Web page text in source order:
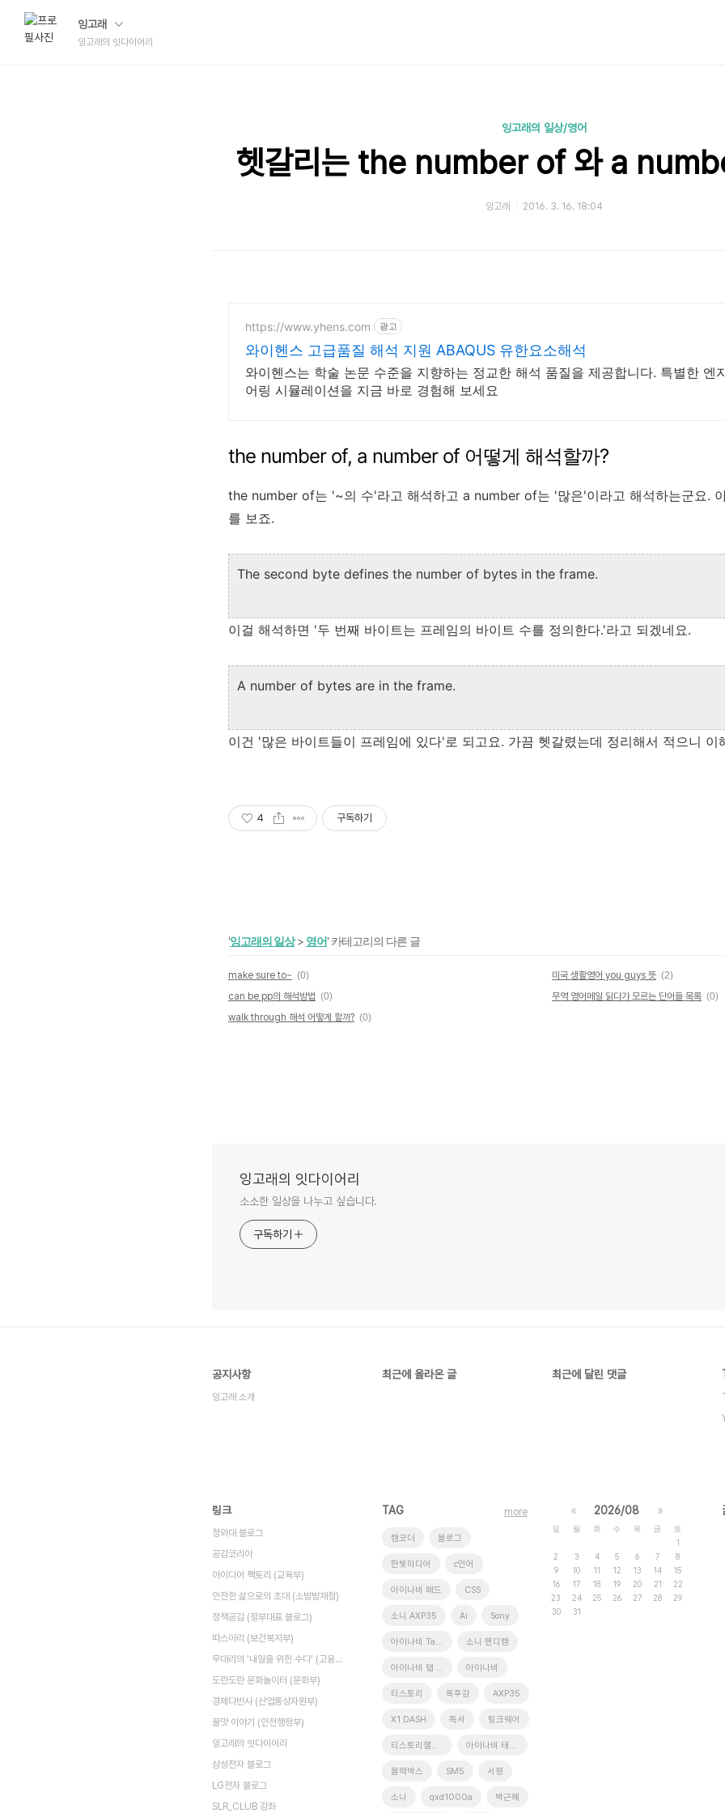
잉고래
잉고래의 잇다이어리
잉고래의 일상/영어
헷갈리는 the number of 와 a
잉고래 2016. 3. 16. 18:04
https://www.yhens.com 광고
와이헨스 고급품질 해석 지원 ABAQUS 유한요소해석
와이헨스는 학술 논문 수준을 지향하는 정교한 해석 품질을 제공합니다. 특별한 엔
어링 시뮬레이션을 지금 바로 경험해 보세요
the number of, a number of 어떻게 해석할까?
the number of는 '~의 수'라고 해석하고 a number of는 '많은'이라고 해석하는군요.
를 보죠.
The second byte defines the number of bytes in the frame.
이걸 해석하면 '두 번째 바이트는 프레임의 바이트 수를 정의한다.'라고 되겠네요.
A number of bytes are in the frame.
이건 '많은 바이트들이 프레임에 있다'로 되고요. 가끔 헷갈렸는데 정리해서 적으니 이
4 구독하기
'잉고래의 일상> 영어' 카테고리의 다른 글
make sure to~ (0) 미국 생활영어 you guys 뜻 (2)
can be pp의 해석방법 (0) 무역 영어메일 읽다가 모르는 단어들 목록 (0)
walk through 해석 어떻게 할까? (0)
잉고래의 잇다이어리
소소한 일상을 나누고 싶습니다.
구독하기
공지사항
잉고래 소개
최근에 올라온 글 최근에 달린 댓글
링크
청와대 블로그
공감코리아
아이디어 팩토리 (교육부)
안전한 삶으로의 초대 (소방방재청)
정책공감 (정부대표 블로그)
따스아리 (보건복지부)
무대리의 '내일을 위한 수다' (고용노동부)
도란도란 문화놀이터 (문화부)
경제다반사 (산업통상자원부)
꿀맛 이야기 (안전행정부)
잉고래의 잇다이어리
삼성전자 블로그
LG전자 블로그
SLR_CLUB 강좌
TAG
캠코더 블로그
한빛미디어 c언어
아이나비 패드 CSS
소니 AXP35 Ai Sony
아이나비 Tab XD9 소니 핸디캠
아이나비 탭 xd9 아이나비
티스토리 독후감 AXP35
X1 DASH 독서 팅크웨어
티스토리챌린지 아이나비 태블릿
블랙박스 SM5 서평
소니 qxd1000a 박근혜
more « 2026/08 »
일 월 화 수 목 금
토
1
2
3 4 5 6 7
8
9
10 11 12 13 14
15
16
17 18 19 20 21
22
23
24 25 26 27 28
29
30
31